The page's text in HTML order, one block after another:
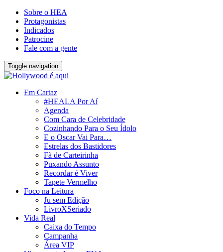
Sobre o HEA
Protagonistas
Indicados
Patrocine
Fale com a gente
Toggle navigation
Em Cartaz
#HEALA Por Aí
Agenda
Com Cara de Celebridade
Cozinhando Para o Seu Ídolo
E o Oscar Vai Para…
Estrelas dos Bastidores
Fã de Carteirinha
Puxando Assunto
Recordar é Viver
Tapete Vermelho
Foco na Leitura
Ju sem Edição
LivroXSeriado
Vida Real
Caixa do Tempo
Campanha
Área VIP